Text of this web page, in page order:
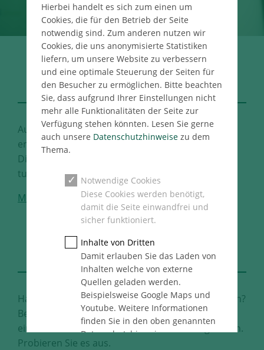
UNSER WISSEN
FÜR IHREN ERFOLG
Auf Sie kommt es für uns an. Treten Sie ein und
entdecken Sie unser vielfältiges
Dienstleitungsangebot. Was können wir für Sie
tun?
Mehr
YOUR BEST FUTURE
Haben Sie Lust, Ihre Ideen zu Projekten zu machen?
Bei uns haben Sie den Raum dafür. Ihnen steht
eine Vielzahl unterschiedlicher Karrierewege offen.
Probieren Sie es aus.
Hierbei handelt es sich zum einen um
Cookies, die für den Betrieb der Seite
notwendig sind. Zum anderen nutzen wir
Cookies, die uns anonymisierte Statistiken
liefern, um unsere Website zu verbessern
und eine optimale Steuerung der Seiten für
den Besucher zu ermöglichen. Bitte beachten
Sie, dass aufgrund Ihrer Einstellungen nicht
mehr alle Funktionalitäten der Seite zur
Verfügung stehen könnten. Lesen Sie gerne
auch unsere Datenschutzhinweisezu dem
Thema.
Notwendige Cookies
Diese Cookies werden benötigt,
damit die Seite einwandfrei und
sicher funktioniert.
Inhalte von Dritten
Damit erlauben Sie das Laden von
Inhalten welche von externe
Quellen geladen werden.
Beispielsweise Google Maps und
Youtube. Weitere Informationen
finden Sie in den oben genannten
Datenschutzhinweise.